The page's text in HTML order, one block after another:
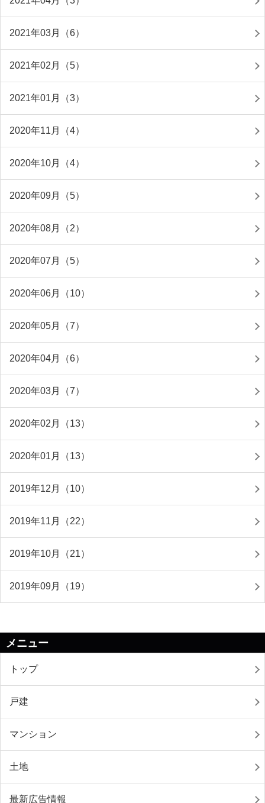
2021年03月（6）
2021年02月（5）
2021年01月（3）
2020年11月（4）
2020年10月（4）
2020年09月（5）
2020年08月（2）
2020年07月（5）
2020年06月（10）
2020年05月（7）
2020年04月（6）
2020年03月（7）
2020年02月（13）
2020年01月（13）
2019年12月（10）
2019年11月（22）
2019年10月（21）
2019年09月（19）
メニュー
トップ
戸建
マンション
土地
最新広告情報